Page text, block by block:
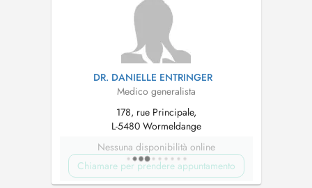
körperliche als auch psychis...
DR. DANIELLE ENTRINGER
Medico generalista
178, rue Principale,
L-5480 Wormeldange
Nessuna disponibilità online
Chiamare per prendere appuntamento